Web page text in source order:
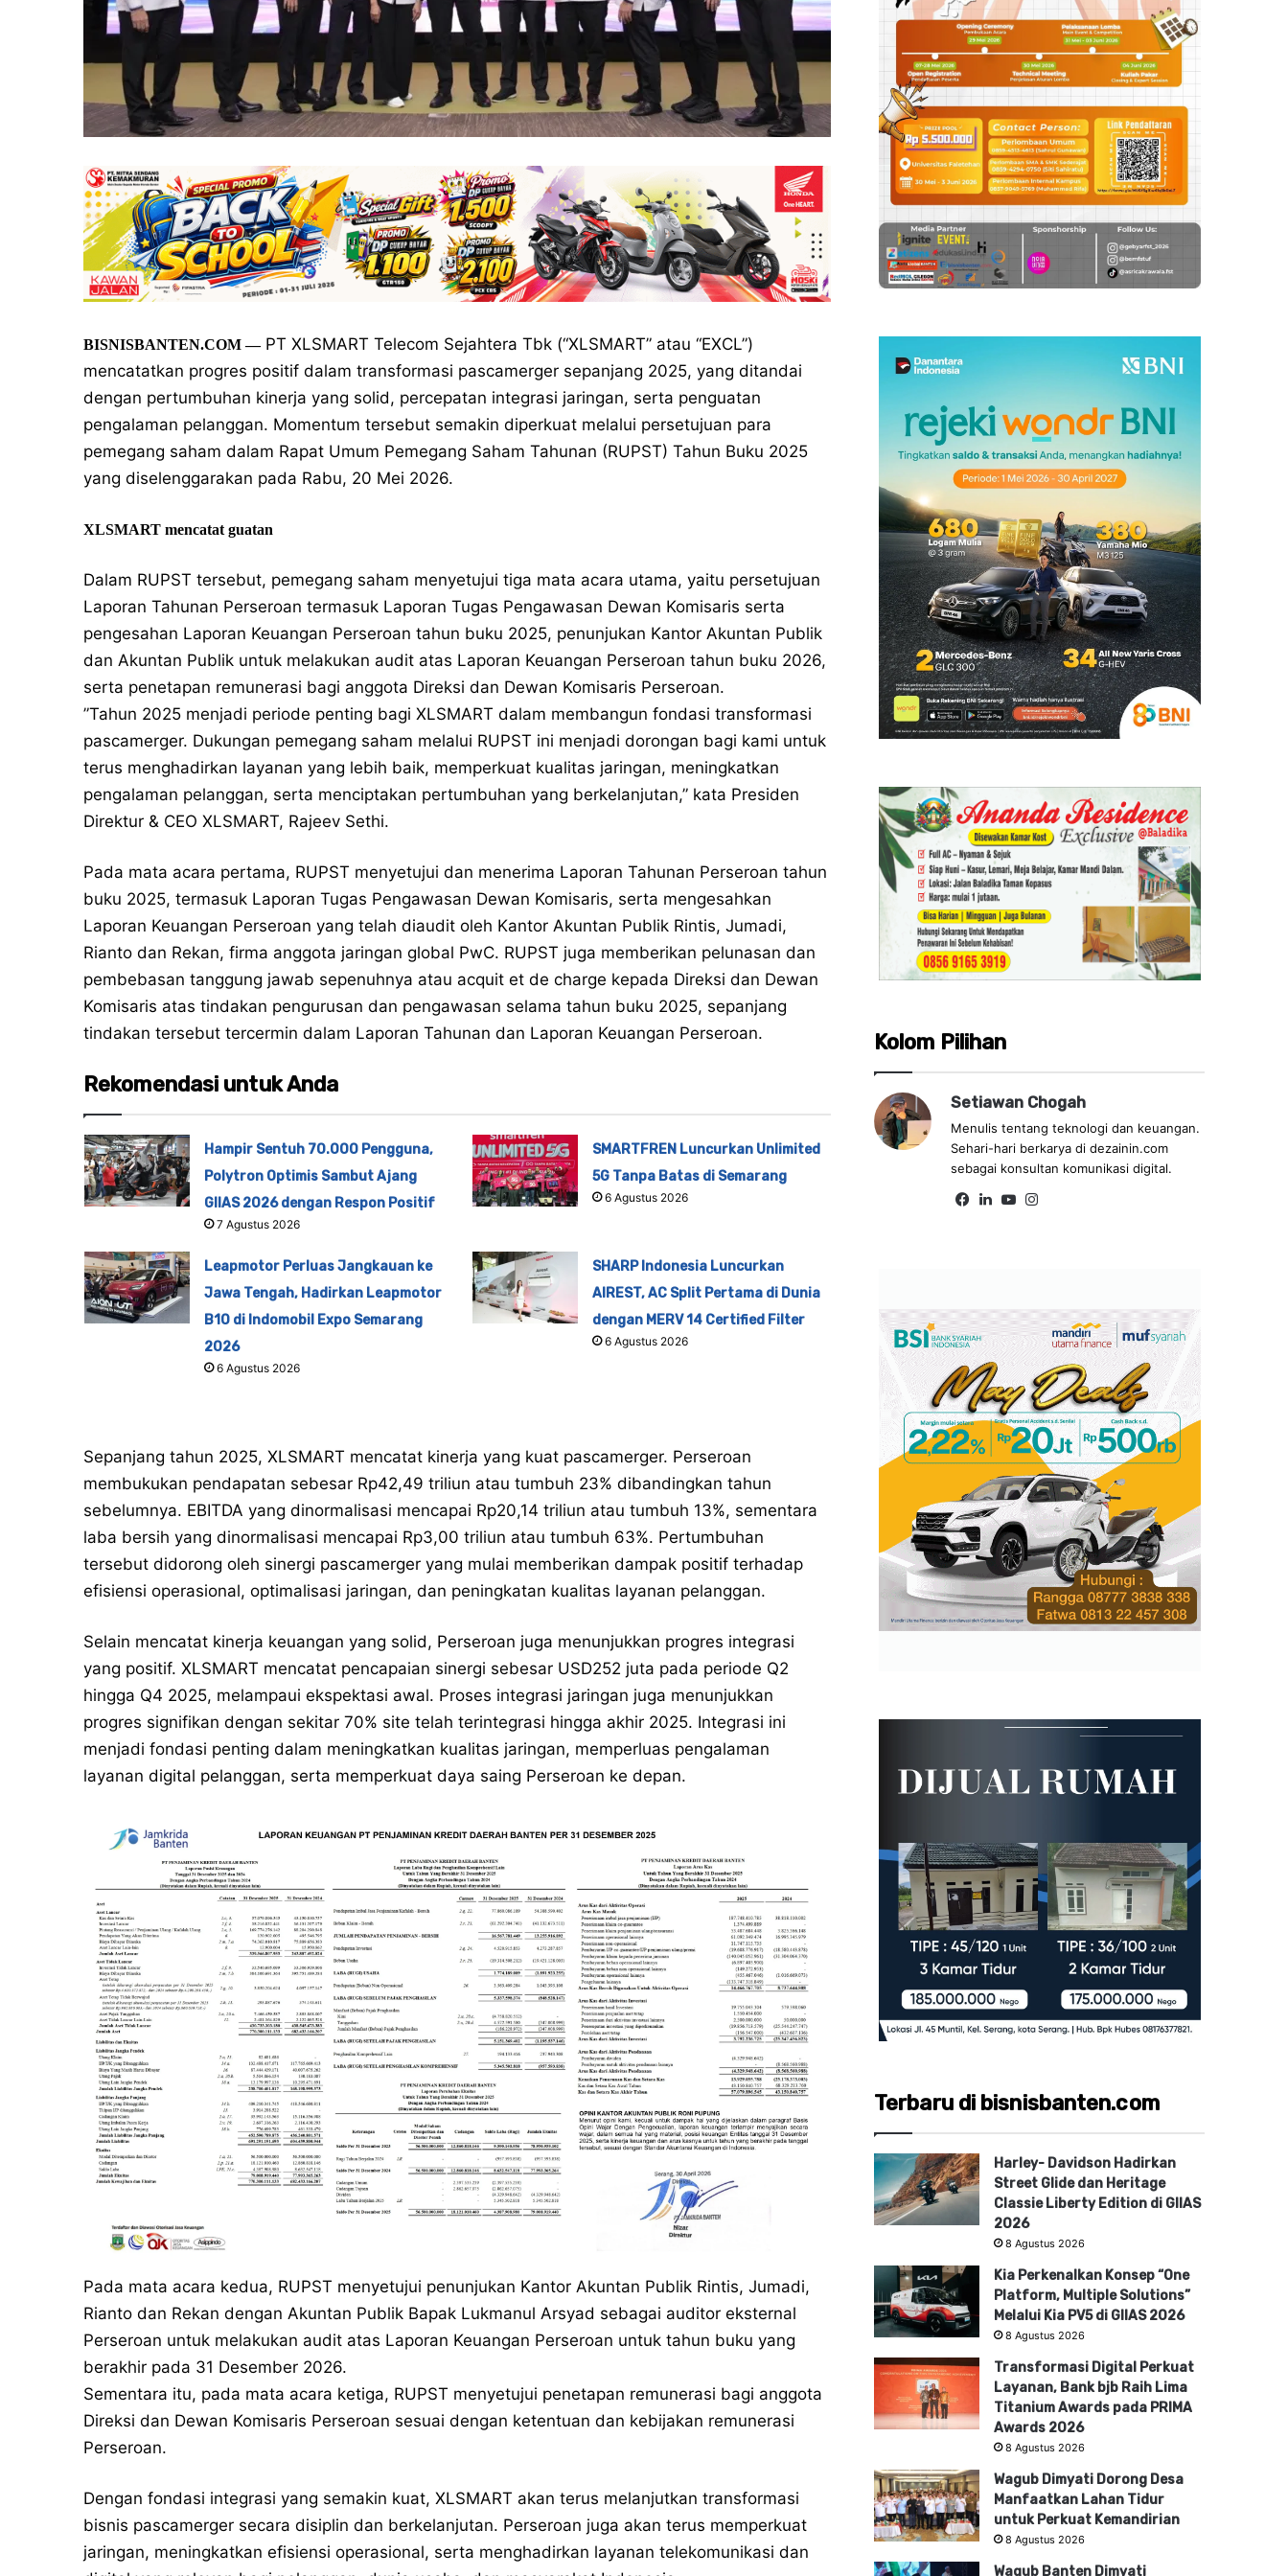
BISNISBANTEN.COM —PT XLSMART Telecom Sejahtera Tbk (“XLSMART” atau “EXCL”)
mencatatkan progres positif dalam transformasi pascamerger sepanjang 2025, yang ditandai
dengan pertumbuhan kinerja yang solid, percepatan integrasi jaringan, serta penguatan
pengalaman pelanggan. Momentum tersebut semakin diperkuat melalui persetujuan para
pemegang saham dalam Rapat Umum Pemegang Saham Tahunan (RUPST) Tahun Buku 2025
yang diselenggarakan pada Rabu, 20 Mei 2026.
XLSMART mencatat guatan
Dalam RUPST tersebut, pemegang saham menyetujui tiga mata acara utama, yaitu persetujuan
Laporan Tahunan Perseroan termasuk Laporan Tugas Pengawasan Dewan Komisaris serta
pengesahan Laporan Keuangan Perseroan tahun buku 2025, penunjukan Kantor Akuntan Publik
dan Akuntan Publik untuk melakukan audit atas Laporan Keuangan Perseroan tahun buku 2026,
serta penetapan remunerasi bagi anggota Direksi dan Dewan Komisaris Perseroan.
”Tahun 2025 menjadi periode penting bagi XLSMART dalam membangun fondasi transformasi
pascamerger. Dukungan pemegang saham melalui RUPST ini menjadi dorongan bagi kami untuk
terus menghadirkan layanan yang lebih baik, memperkuat kualitas jaringan, meningkatkan
pengalaman pelanggan, serta menciptakan pertumbuhan yang berkelanjutan,” kata Presiden
Direktur & CEO XLSMART, Rajeev Sethi.
Pada mata acara pertama, RUPST menyetujui dan menerima Laporan Tahunan Perseroan tahun
buku 2025, termasuk Laporan Tugas Pengawasan Dewan Komisaris, serta mengesahkan
Laporan Keuangan Perseroan yang telah diaudit oleh Kantor Akuntan Publik Rintis, Jumadi,
Rianto dan Rekan, firma anggota jaringan global PwC. RUPST juga memberikan pelunasan dan
pembebasan tanggung jawab sepenuhnya atau acquit et de charge kepada Direksi dan Dewan
Komisaris atas tindakan pengurusan dan pengawasan selama tahun buku 2025, sepanjang
tindakan tersebut tercermin dalam Laporan Tahunan dan Laporan Keuangan Perseroan.
Rekomendasi untuk Anda
Hampir Sentuh 70.000 Pengguna,
Polytron Optimis Sambut Ajang
GIIAS 2026 dengan Respon Positif
7 Agustus 2026
SMARTFREN Luncurkan Unlimited
5G Tanpa Batas di Semarang
6 Agustus 2026
Leapmotor Perluas Jangkauan ke
Jawa Tengah, Hadirkan Leapmotor
B10 di Indomobil Expo Semarang
2026
6 Agustus 2026
SHARP Indonesia Luncurkan
AIREST, AC Split Pertama di Dunia
dengan MERV 14 Certified Filter
6 Agustus 2026
Sepanjang tahun 2025, XLSMART mencatat kinerja yang kuat pascamerger. Perseroan
membukukan pendapatan sebesar Rp42,49 triliun atau tumbuh 23% dibandingkan tahun
sebelumnya. EBITDA yang dinormalisasi mencapai Rp20,14 triliun atau tumbuh 13%, sementara
laba bersih yang dinormalisasi mencapai Rp3,00 triliun atau tumbuh 63%. Pertumbuhan
tersebut didorong oleh sinergi pascamerger yang mulai memberikan dampak positif terhadap
efisiensi operasional, optimalisasi jaringan, dan peningkatan kualitas layanan pelanggan.
Selain mencatat kinerja keuangan yang solid, Perseroan juga menunjukkan progres integrasi
yang positif. XLSMART mencatat pencapaian sinergi sebesar USD252 juta pada periode Q2
hingga Q4 2025, melampaui ekspektasi awal. Proses integrasi jaringan juga menunjukkan
progres signifikan dengan sekitar 70% site telah terintegrasi hingga akhir 2025. Integrasi ini
menjadi fondasi penting dalam meningkatkan kualitas jaringan, memperluas pengalaman
layanan digital pelanggan, serta memperkuat daya saing Perseroan ke depan.
Pada mata acara kedua, RUPST menyetujui penunjukan Kantor Akuntan Publik Rintis, Jumadi,
Rianto dan Rekan dengan Akuntan Publik Bapak Lukmanul Arsyad sebagai auditor eksternal
Perseroan untuk melakukan audit atas Laporan Keuangan Perseroan untuk tahun buku yang
berakhir pada 31 Desember 2026.
Sementara itu, pada mata acara ketiga, RUPST menyetujui penetapan remunerasi bagi anggota
Direksi dan Dewan Komisaris Perseroan sesuai dengan ketentuan dan kebijakan remunerasi
Perseroan.
Dengan fondasi integrasi yang semakin kuat, XLSMART akan terus melanjutkan transformasi
bisnis pascamerger secara disiplin dan berkelanjutan. Perseroan juga akan terus memperkuat
jaringan, meningkatkan efisiensi operasional, serta menghadirkan layanan telekomunikasi dan
Kolom Pilihan
Setiawan Chogah
Menulis tentang teknologi dan keuangan.
Sehari-hari berkarya di dezainin.com
sebagai konsultan komunikasi digital.
Fa Lin Yo
Terbaru di bisnisbanten.com
Harley- Davidson Hadirkan
Street Glide dan Heritage
Classie Liberty Edition di GIIAS
2026
8 Agustus 2026
Kia Perkenalkan Konsep “One
Platform, Multiple Solutions”
Melalui Kia PV5 di GIIAS 2026
8 Agustus 2026
Transformasi Digital Perkuat
Layanan, Bank bjb Raih Lima
Titanium Awards pada PRIMA
Awards 2026
8 Agustus 2026
Wagub Dimyati Dorong Desa
Manfaatkan Lahan Tidur
untuk Perkuat Kemandirian
8 Agustus 2026
Wagub Banten Dimyati